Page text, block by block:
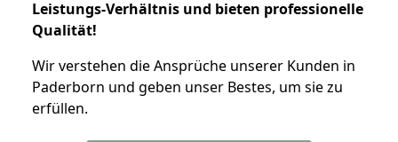
Leistungs-Verhältnis und bieten professionelle
Qualität!
Wir verstehen die Ansprüche unserer Kunden in
Paderborn und geben unser Bestes, um sie zu
erfüllen.